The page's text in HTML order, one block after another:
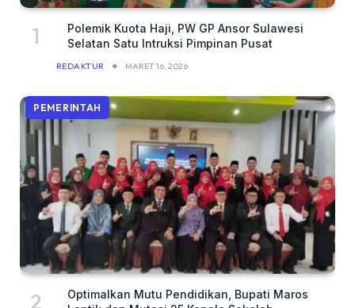
Polemik Kuota Haji, PW GP Ansor Sulawesi
Selatan Satu Intruksi Pimpinan Pusat
REDAKTUR MARET 16, 2026
PEMERINTAH
Optimalkan Mutu Pendidikan, Bupati Maros